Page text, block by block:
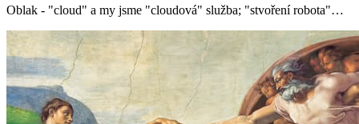
Oblak - "cloud" a my jsme "cloudová" služba; "stvoření robota"…